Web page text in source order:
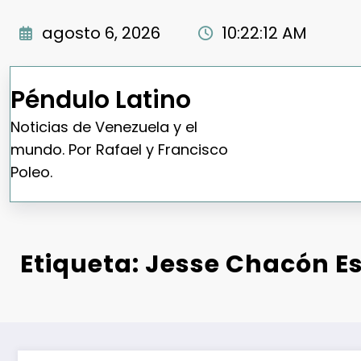
agosto 6, 2026 10:22:13 AM
Péndulo Latino
Noticias de Venezuela y el
mundo. Por Rafael y Francisco
Poleo.
Etiqueta: Jesse Chacón